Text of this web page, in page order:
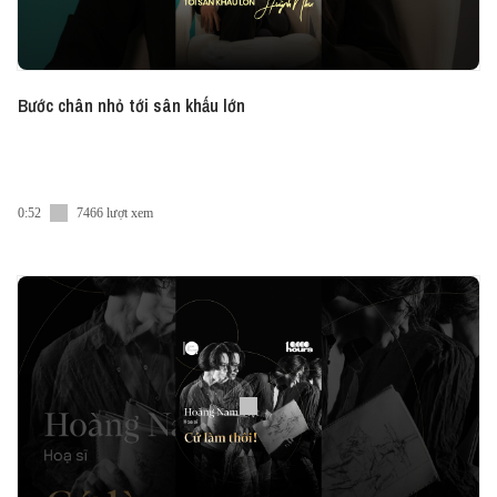
Bước chân nhỏ tới sân khấu lớn
0:52 7466 lượt xem